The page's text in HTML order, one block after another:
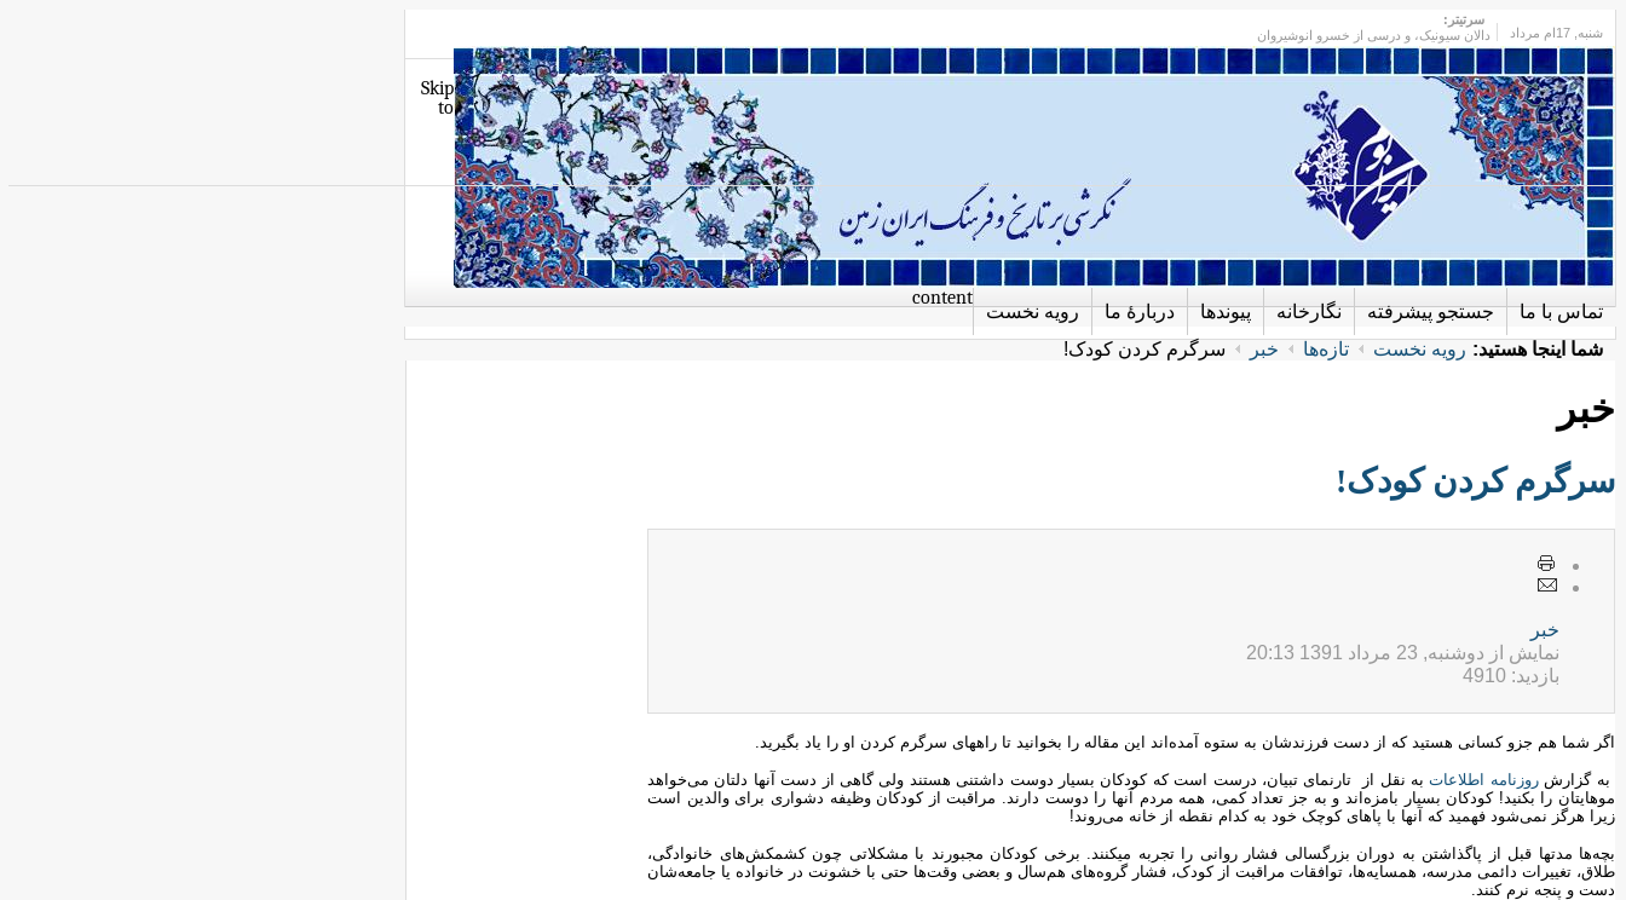
شنبه
سرتیتر:
دالان سیونیک، و درسی از خسرو انوشیروان
رویه نخست دربارهٔ ما پیوندها نگارخانه جستجو پیشرفته تماس با ما
Skip
to
content
شما اینجا هستید: رویه نخست تازه‌ها خبر سرگرم کردن کودک!
خبر
سرگرم کردن کودک!
خبر
نمایش از دوشنبه, 23 مرداد 1391 20:13
بازدید: 4910
اگر شما هم جزو کسانی هستید که از دست فرزندشان به ستوه آمده‌اند این مقاله را بخوانید تا راههای سرگرم کردن او را یاد بگیرید.‏
‏ به گزارشروزنامه اطلاعاتبه نقل از تارنمای تبیان، درست است که کودکان بسیار دوست داشتنی هستند ولی گاهی از دست آنها دلتان می‌خواهد
موهایتان را بکنید! کودکان بسیار بامزه‌اند و به جز تعداد کمی، همه مردم آنها را دوست دارند. مراقبت از کودکان وظیفه دشواری برای والدین است
زیرا هرگز نمی‌شود فهمید که آنها با پاهای کوچک خود به کدام نقطه از خانه می‌روند!
بچه‌ها مدتها قبل از پاگذاشتن به دوران بزرگسالی فشار روانی را تجربه می‏کنند. برخی کودکان مجبورند با مشکلاتی چون کشمکش‌های خانوادگی،
طلاق، تغییرات دائمی مدرسه، همسایه‌ها، توافقات مراقبت از کودک، فشار گروه‌های هم‌سال و بعضی وقت‌ها حتی با خشونت در خانواده یا جامعه‌شان
دست و پنجه نرم کنند.‏